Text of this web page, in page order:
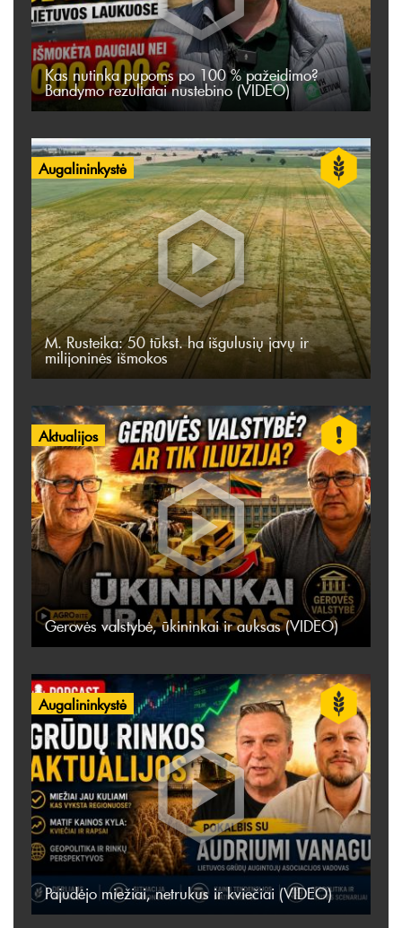
Kas nutinka pupoms po 100 % pažeidimo?
Bandymo rezultatai nustebino (VIDEO)
Augalininkystė
M. Rusteika: 50 tūkst. ha išgulusių javų ir
milijoninės išmokos
Aktualijos
Gerovės valstybė, ūkininkai ir auksas (VIDEO)
Augalininkystė
Pajudėjo miežiai, netrukus ir kviečiai (VIDEO)